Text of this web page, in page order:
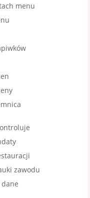
menu
zawodu
dane